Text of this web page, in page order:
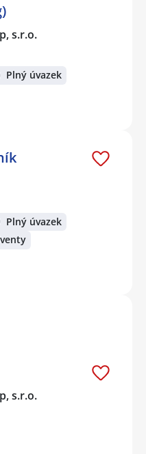
s.r.o.
Plný úvazek
Plný úvazek
s.r.o.